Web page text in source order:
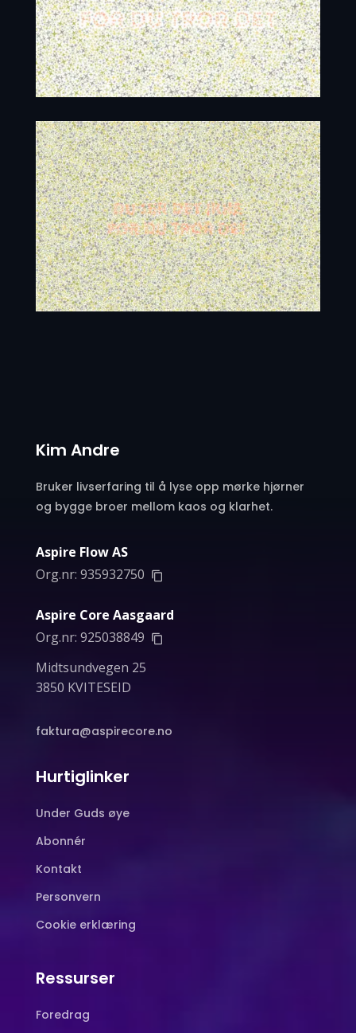
Kim Andre
Bruker livserfaring til å lyse opp mørke hjørner
og bygge broer mellom kaos og klarhet.
Aspire Flow AS
Org.nr: 935932750
Aspire Core Aasgaard
Org.nr: 925038849
Midtsundvegen 25
3850 KVITESEID
faktura@aspirecore.no
Hurtiglinker
Under Guds øye
Abonnér
Kontakt
Personvern
Cookie erklæring
Ressurser
Foredrag